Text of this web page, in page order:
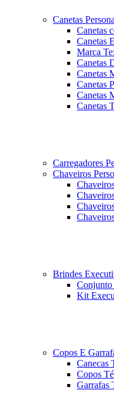
Canetas
Canetas
Canetas
Marca
Canetas
Canetas
Canetas
Canetas
Canetas
Carregadores
Chaveiros
Brindes
Conjunto
Kit
Copos E
Canecas
Copos
Garrafas